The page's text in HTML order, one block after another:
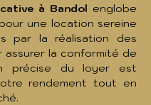
à Bandol englobe
une location sereine
par la réalisation des
la conformité de
précise du loyer est
rendement tout en